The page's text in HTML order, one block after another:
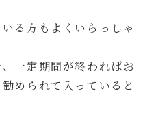
る方もよくいらっしゃ
一定期間が終わればお
められて入っていると